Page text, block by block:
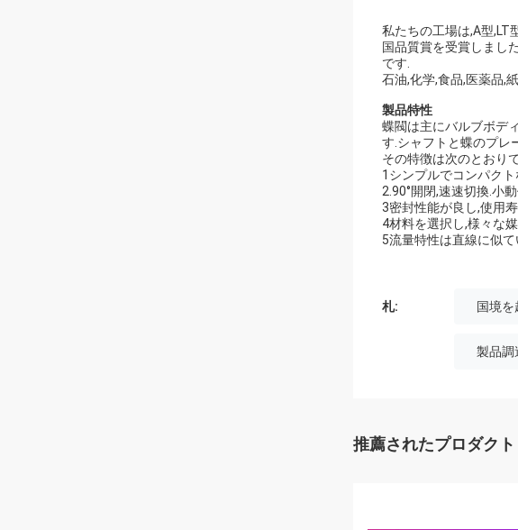
私たちの工場は,A型,LT
国品質賞を受賞しまし
です.
石油,化学,食品,医薬品,
製品特性
蝶閥は主にバルブボデ
す.シャフトと蝶のプレ
その特徴は次のとおり
1シンプルでコンパク
2.90°開閉,速速切換.小
3密封性能が良し,使用
4材料を選択し,様々な
5流量特性は直線に似
札: 国境
製品調
推薦されたプロダクト